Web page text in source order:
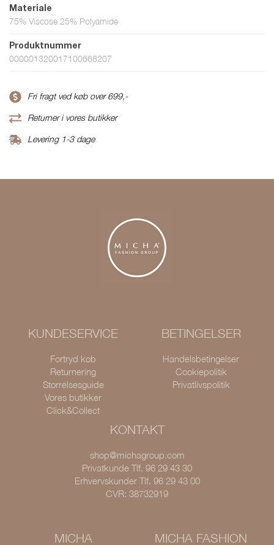
Materiale
75% Viscose 25% Polyamide
Produktnummer
000001320017100668207
Fri fragt ved køb over 699,-
Returner i vores butikker
Levering 1-3 dage
KUNDESERVICE
Fortryd køb
Returnering
Størrelsesguide
Vores butikker
Click&Collect
BETINGELSER
Handelsbetingelser
Cookiepolitik
Privatlivspolitik
KONTAKT
shop@michagroup.com
Privatkunde Tlf. 96 29 43 30
Erhvervskunder Tlf. 96 29 43 00
CVR: 38732919
MICHA
MICHA FASHION